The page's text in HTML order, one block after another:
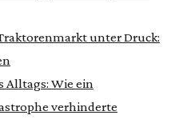
unter Druck:
Alltags: Wie ein
verhinderte